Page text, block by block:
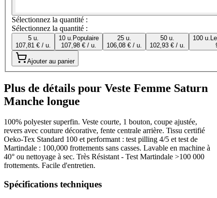
Sélectionnez la quantité :
Sélectionnez la quantité :
5 u.
107,81 € / u.
10 u. Populaire
107,98 € / u.
25 u.
106,08 € / u.
50 u.
102,93 € / u.
100 u.
Ajouter au panier
Plus de détails pour Veste Femme Saturn
Manche longue
100% polyester superfin. Veste courte, 1 bouton, coupe ajustée,
revers avec couture décorative, fente centrale arrière. Tissu certifié
Oeko-Tex Standard 100 et performant : test pilling 4/5 et test de
Martindale : 100,000 frottements sans casses. Lavable en machine à
40° ou nettoyage à sec. Très Résistant - Test Martindale >100 000
frottements. Facile d'entretien.
Spécifications techniques